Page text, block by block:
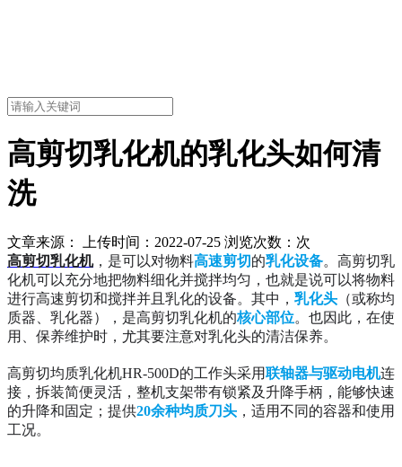
高剪切乳化机的乳化头如何清
洗
文章来源： 上传时间：2022-07-25 浏览次数： 次
高剪切乳化机，是可以对物料高速剪切的乳化设备。高剪切乳
化机可以充分地把物料细化并搅拌均匀，也就是说可以将物料
进行高速剪切和搅拌并且乳化的设备。其中， 乳化头 （或称均
质器、乳化器），是高剪切乳化机的核心部位。也因此，在使
用、保养维护时，尤其要注意对乳化头的清洁保养。
高剪切均质乳化机HR-500D的工作头采用联轴器与驱动电机连
接，拆装简便灵活，整机支架带有锁紧及升降手柄，能够快速
的升降和固定；提供20余种均质刀头 ，适用不同的容器和使用
工况。